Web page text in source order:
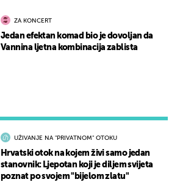
UŽIVANJE NA "PRIVATNOM" OTOKU
Hrvatski otok na kojem živi samo jedan
stanovnik: Ljepotan koji je diljem svijeta
poznat po svojem "bijelom zlatu"
ZA KONCERT
Jedan efektan komad bio je dovoljan da
Vannina ljetna kombinacija zablista